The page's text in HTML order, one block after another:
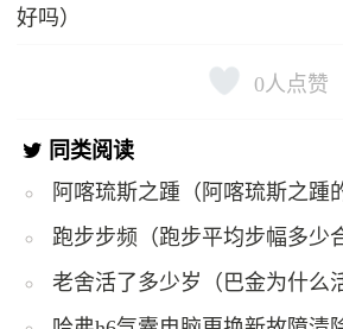
好吗）
0 人点赞
同类阅读
阿喀琉斯之踵（阿喀琉斯之踵
跑步步频（跑步平均步幅多少
老舍活了多少岁（巴金为什么